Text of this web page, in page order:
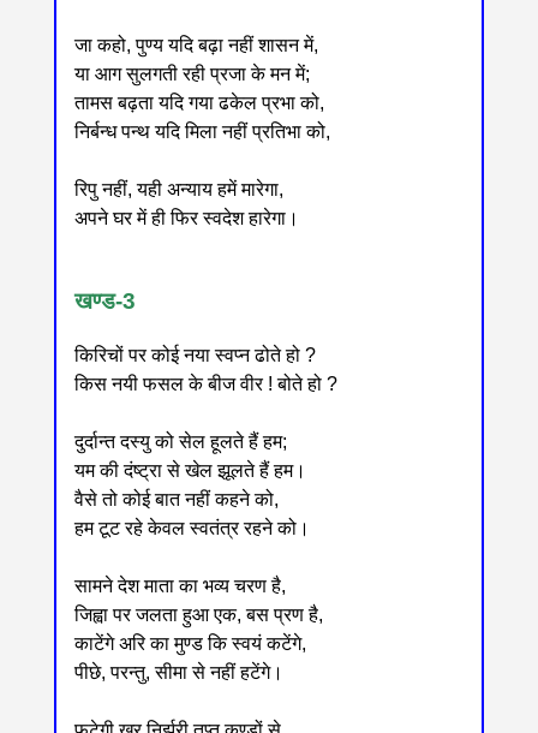
जा कहो, पुण्य यदि बढ़ा नहीं शासन में,
या आग सुलगती रही प्रजा के मन में;
तामस बढ़ता यदि गया ढकेल प्रभा को,
निर्बन्ध पन्थ यदि मिला नहीं प्रतिभा को,
रिपु नहीं, यही अन्याय हमें मारेगा,
अपने घर में ही फिर स्वदेश हारेगा।
खण्ड-3
किरिचों पर कोई नया स्वप्न ढोते हो ?
किस नयी फसल के बीज वीर ! बोते हो ?
दुर्दान्त दस्यु को सेल हूलते हैं हम;
यम की दंष्ट्रा से खेल झूलते हैं हम।
वैसे तो कोई बात नहीं कहने को,
हम टूट रहे केवल स्वतंत्र रहने को।
सामने देश माता का भव्य चरण है,
जिह्वा पर जलता हुआ एक, बस प्रण है,
काटेंगे अरि का मुण्ड कि स्वयं कटेंगे,
पीछे, परन्तु, सीमा से नहीं हटेंगे।